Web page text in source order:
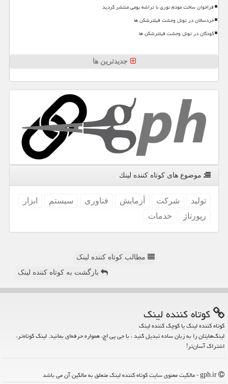
فراخوان ساخت مودم نوری با تراشه بومی منتشر گردید
خردسالان در تونل وحشت فیلترشکن ها
کودکان در تونل وحشت فیلترشکن ها
جدیدترین ها
موضوع های كوتاه كننده لینك
تولید شركت آزمایش فناوری سیستم
ابزار
رپورتاژ
خدمات
مطالب کوتاه کننده لینک
بازگشت به کوتاه کننده لینک
كوتاه كننده لینك
کوتاه کننده لینک یا کوچک کننده لینک
لینک‌هایتان را به زبان ساده تبدیل کنید ، با جی پی اچ، همواره حرفه‌ای بمانید. لینک کوتاه‌تر،
اشتراک آسان‌تر!